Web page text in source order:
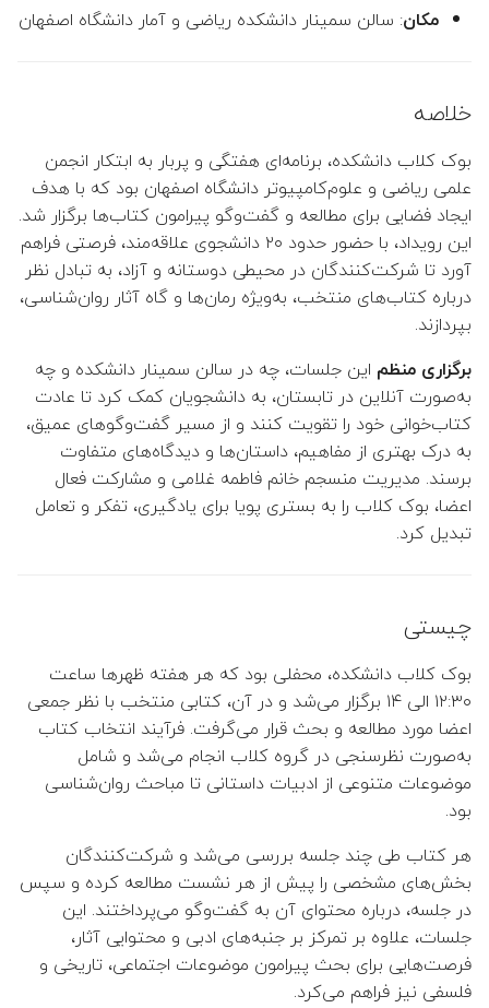
👤 افشین پرورده
👤 فاطمه خسروی (معاون
👤 فرخنده السادات سجادی
(معاون پژوهشی و
تکمیلی)
👤 فهیمه طورانی فرانی
👤 هوشنگ طالبی حبیب
👤 حمید بیدرام
👤 مجید اسدی
👤 محسن ملکی
👤 مهدی توانگر
👤 ملیحه یوسف زاده
👤 علیرضا نصراصفهانی
مکان: سالن سمینار دانشکده ریاضی و آمار دانشگاه اصفهان
خلاصه
بوک کلاب دانشکده، برنامه‌ای هفتگی و پربار به ابتکار انجمن
علمی ریاضی و علوم‌کامپیوتر دانشگاه اصفهان بود که با هدف
ایجاد فضایی برای مطالعه و گفت‌وگو پیرامون کتاب‌ها برگزار شد.
این رویداد، با حضور حدود ۲۰ دانشجوی علاقه‌مند، فرصتی فراهم
آورد تا شرکت‌کنندگان در محیطی دوستانه و آزاد، به تبادل نظر
درباره کتاب‌های منتخب، به‌ویژه رمان‌ها و گاه آثار روان‌شناسی،
بپردازند.
برگزاری منظم این جلسات، چه در سالن سمینار دانشکده و چه
به‌صورت آنلاین در تابستان، به دانشجویان کمک کرد تا عادت
کتاب‌خوانی خود را تقویت کنند و از مسیر گفت‌وگوهای عمیق،
به درک بهتری از مفاهیم، داستان‌ها و دیدگاه‌های متفاوت
برسند. مدیریت منسجم خانم فاطمه غلامی و مشارکت فعال
اعضا، بوک کلاب را به بستری پویا برای یادگیری، تفکر و تعامل
تبدیل کرد.
چیستی
بوک کلاب دانشکده، محفلی بود که هر هفته ظهرها ساعت
۱۲:۳۰ الی ۱۴ برگزار می‌شد و در آن، کتابی منتخب با نظر جمعی
اعضا مورد مطالعه و بحث قرار می‌گرفت. فرآیند انتخاب کتاب
به‌صورت نظرسنجی در گروه کلاب انجام می‌شد و شامل
موضوعات متنوعی از ادبیات داستانی تا مباحث روان‌شناسی
بود.
هر کتاب طی چند جلسه بررسی می‌شد و شرکت‌کنندگان
بخش‌های مشخصی را پیش از هر نشست مطالعه کرده و سپس
در جلسه، درباره محتوای آن به گفت‌وگو می‌پرداختند. این
جلسات، علاوه بر تمرکز بر جنبه‌های ادبی و محتوایی آثار،
فرصت‌هایی برای بحث پیرامون موضوعات اجتماعی، تاریخی و
فلسفی نیز فراهم می‌کرد.